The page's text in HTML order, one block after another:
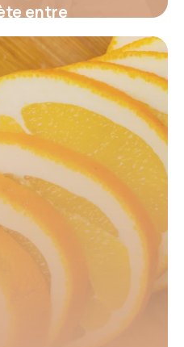
entre
: découvrez
qui menace
l’identifier
trop tard